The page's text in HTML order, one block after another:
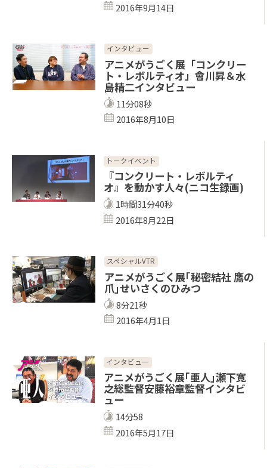
2016年9月14日
インタビュー
アニメがうごく展「コンクリー
ト・レボルティオ」會川昇＆水
島精二インタビュー
11分08秒
2016年8月10日
トークイベント
『コンクリート・レボルティ
オ』を動かす人々(ニコ生録画)
1時間31分40秒
2016年8月22日
スペシャルVTR
アニメがうごく展｢秘密結社 鷹の
爪｣せいさくのひみつ
8分21秒
2016年4月1日
インタビュー
アニメがうごく展｢亜人｣瀬下寛
之総監督安藤裕章監督インタビ
ュー
14分58
2016年5月17日